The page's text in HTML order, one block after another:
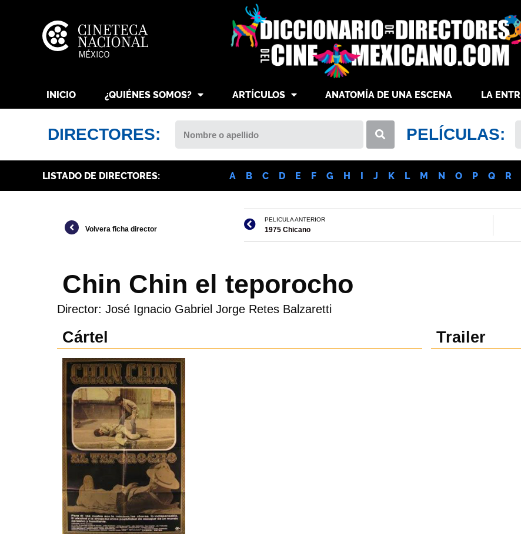
INICIO ¿QUIÉNES SOMOS? ARTÍCULOS ANATOMÍA DE UNA ESCENA LA
DIRECTORES: PELÍCULAS:
LISTADO DE DIRECTORES: A B C D E F G H I J K L M N O P Q R
Volvera ficha director
PELICULA ANTERIOR
1975 Chicano
Chin Chin el teporocho
Director: José Ignacio Gabriel Jorge Retes Balzaretti
Cártel Trailer